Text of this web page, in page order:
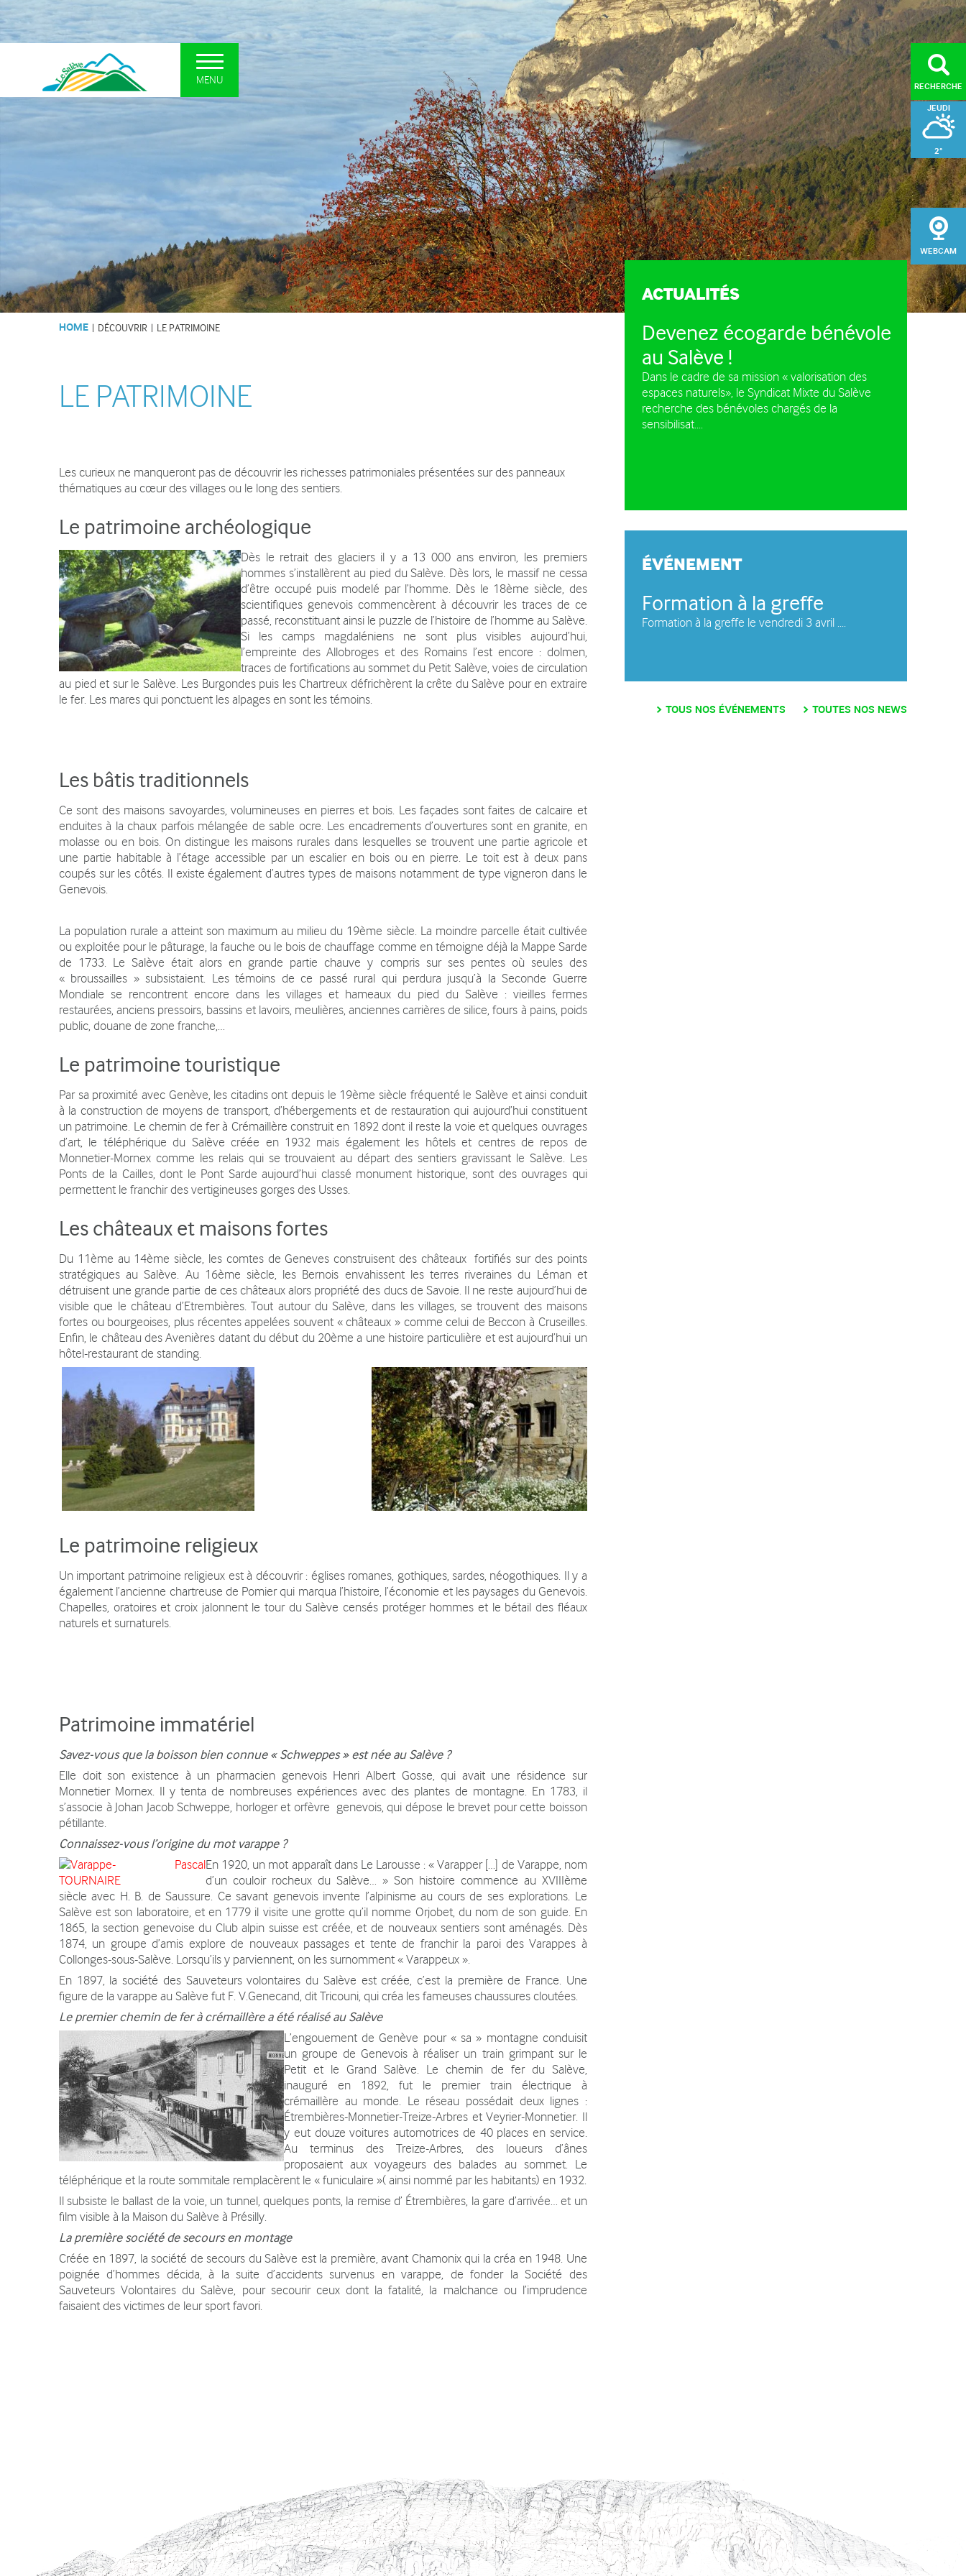
Présentation et missions
Situation
Interlocuteurs
Actualités
Comités Syndicaux
Le plateau sommital
La forêt
Les zones humides
Les falaises
Curiosités géologiques
PRÉSERVER
Natura 2000
Directive paysagère du Salève
Espaces naturels sensibles
Vergers haute-tige
Association Foncière Pastorale
VALORISER
Accueil du public (MDS)
Balisage et entretien des
itinéraires de randonnée
Aménagement du massif
Valorisation du patrimoine
Charte de développement
Plan de circulation des
vehicules à moteur
Animations de la Maison du
Salève
Evènements sur le Salève
Visites, conférences
Tourisme
Associations, partenaires
Institutions partenaires
Contact
RECHERCHE
JEUDI
2°
VENDREDI
4°
SAMEDI
3°
WEBCAM
MENU
HOME | DÉCOUVRIR | LE PATRIMOINE
LE PATRIMOINE
Les curieux ne manqueront pas de découvrir les richesses patrimoniales présentées sur des panneaux
thématiques au cœur des villages ou le long des sentiers.
Le patrimoine archéologique
Dès le retrait des glaciers il y a 13 000 ans environ, les premiers
hommes s’installèrent au pied du Salève. Dès lors, le massif ne cessa
d’être occupé puis modelé par l’homme. Dès le 18ème siècle, des
scientifiques genevois commencèrent à découvrir les traces de ce
passé, reconstituant ainsi le puzzle de l’histoire de l’homme au Salève.
Si les camps magdaléniens ne sont plus visibles aujourd’hui,
l’empreinte des Allobroges et des Romains l’est encore : dolmen,
traces de fortifications au sommet du Petit Salève, voies de circulation
au pied et sur le Salève. Les Burgondes puis les Chartreux défrichèrent la crête du Salève pour en extraire
le fer. Les mares qui ponctuent les alpages en sont les témoins.
Les bâtis traditionnels
Ce sont des maisons savoyardes, volumineuses en pierres et bois. Les façades sont faites de calcaire et
enduites à la chaux parfois mélangée de sable ocre. Les encadrements d’ouvertures sont en granite, en
molasse ou en bois. On distingue les maisons rurales dans lesquelles se trouvent une partie agricole et
une partie habitable à l’étage accessible par un escalier en bois ou en pierre. Le toit est à deux pans
coupés sur les côtés. Il existe également d’autres types de maisons notamment de type vigneron dans le
Genevois.
La population rurale a atteint son maximum au milieu du 19ème siècle. La moindre parcelle était cultivée
ou exploitée pour le pâturage, la fauche ou le bois de chauffage comme en témoigne déjà la Mappe Sarde
de 1733. Le Salève était alors en grande partie chauve y compris sur ses pentes où seules des
« broussailles » subsistaient. Les témoins de ce passé rural qui perdura jusqu’à la Seconde Guerre
Mondiale se rencontrent encore dans les villages et hameaux du pied du Salève : vieilles fermes
restaurées, anciens pressoirs, bassins et lavoirs, meulières, anciennes carrières de silice, fours à pains, poids
public, douane de zone franche,…
Le patrimoine touristique
Par sa proximité avec Genève, les citadins ont depuis le 19ème siècle fréquenté le Salève et ainsi conduit
à la construction de moyens de transport, d’hébergements et de restauration qui aujourd’hui constituent
un patrimoine. Le chemin de fer à Crémaillère construit en 1892 dont il reste la voie et quelques ouvrages
d’art, le téléphérique du Salève créée en 1932 mais également les hôtels et centres de repos de
Monnetier-Mornex comme les relais qui se trouvaient au départ des sentiers gravissant le Salève. Les
Ponts de la Cailles, dont le Pont Sarde aujourd’hui classé monument historique, sont des ouvrages qui
permettent le franchir des vertigineuses gorges des Usses.
Les châteaux et maisons fortes
Du 11ème au 14ème siècle, les comtes de Geneves construisent des châteaux fortifiés sur des points
stratégiques au Salève. Au 16ème siècle, les Bernois envahissent les terres riveraines du Léman et
détruisent une grande partie de ces châteaux alors propriété des ducs de Savoie. Il ne reste aujourd’hui de
visible que le château d’Etrembières. Tout autour du Salève, dans les villages, se trouvent des maisons
fortes ou bourgeoises, plus récentes appelées souvent « châteaux » comme celui de Beccon à Cruseilles.
Enfin, le château des Avenières datant du début du 20ème a une histoire particulière et est aujourd’hui un
hôtel-restaurant de standing.
Le patrimoine religieux
Un important patrimoine religieux est à découvrir : églises romanes, gothiques, sardes, néogothiques. Il y a
également l’ancienne chartreuse de Pomier qui marqua l’histoire, l’économie et les paysages du Genevois.
Chapelles, oratoires et croix jalonnent le tour du Salève censés protéger hommes et le bétail des fléaux
naturels et surnaturels.
Patrimoine immatériel
Savez-vous que la boisson bien connue « Schweppes » est née au Salève ?
Elle doit son existence à un pharmacien genevois Henri Albert Gosse, qui avait une résidence sur
Monnetier Mornex. Il y tenta de nombreuses expériences avec des plantes de montagne. En 1783, il
s’associe à Johan Jacob Schweppe, horloger et orfèvre genevois, qui dépose le brevet pour cette boisson
pétillante.
Connaissez-vous l’origine du mot varappe ?
En 1920, un mot apparaît dans Le Larousse : « Varapper […] de Varappe, nom
d’un couloir rocheux du Salève… » Son histoire commence au XVIIIème
siècle avec H. B. de Saussure. Ce savant genevois invente l’alpinisme au cours de ses explorations. Le
Salève est son laboratoire, et en 1779 il visite une grotte qu’il nomme Orjobet, du nom de son guide. En
1865, la section genevoise du Club alpin suisse est créée, et de nouveaux sentiers sont aménagés. Dès
1874, un groupe d’amis explore de nouveaux passages et tente de franchir la paroi des Varappes à
Collonges-sous-Salève. Lorsqu’ils y parviennent, on les surnomment « Varappeux ».
En 1897, la société des Sauveteurs volontaires du Salève est créée, c’est la première de France. Une
figure de la varappe au Salève fut F. V.Genecand, dit Tricouni, qui créa les fameuses chaussures cloutées.
Le premier chemin de fer à crémaillère a été réalisé au Salève
L’engouement de Genève pour « sa » montagne conduisit
un groupe de Genevois à réaliser un train grimpant sur le
Petit et le Grand Salève. Le chemin de fer du Salève,
inauguré en 1892, fut le premier train électrique à
crémaillère au monde. Le réseau possédait deux lignes :
Étrembières-Monnetier-Treize-Arbres et Veyrier-Monnetier. Il
y eut douze voitures automotrices de 40 places en service.
Au terminus des Treize-Arbres, des loueurs d’ânes
proposaient aux voyageurs des balades au sommet. Le
téléphérique et la route sommitale remplacèrent le « funiculaire »( ainsi nommé par les habitants) en 1932.
Il subsiste le ballast de la voie, un tunnel, quelques ponts, la remise d’ Étrembières, la gare d’arrivée… et un
film visible à la Maison du Salève à Présilly.
La première société de secours en montage
Créée en 1897, la société de secours du Salève est la première, avant Chamonix qui la créa en 1948. Une
poignée d’hommes décida, à la suite d’accidents survenus en varappe, de fonder la Société des
Sauveteurs Volontaires du Salève, pour secourir ceux dont la fatalité, la malchance ou l’imprudence
faisaient des victimes de leur sport favori.
ACTUALITÉS
Devenez écogarde bénévole
au Salève !
Dans le cadre de sa mission « valorisation des
espaces naturels», le Syndicat Mixte du Salève
recherche des bénévoles chargés de la
sensibilisat....
ÉVÉNEMENT
Formation à la greffe
Formation à la greffe le vendredi 3 avril ....
TOUS NOS ÉVÉNEMENTS TOUTES NOS NEWS